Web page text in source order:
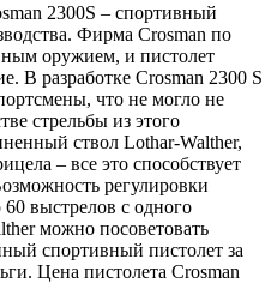
2300S – спортивный
Фирма Crosman по
оружием, и пистолет
В разработке Crosman 2300 S
что не могло не
стрельбы из этого
ствол Lothar-Walther,
– все это способствует
регулировки
выстрелов с одного
можно посоветовать
спортивный пистолет за
Цена пистолета Crosman